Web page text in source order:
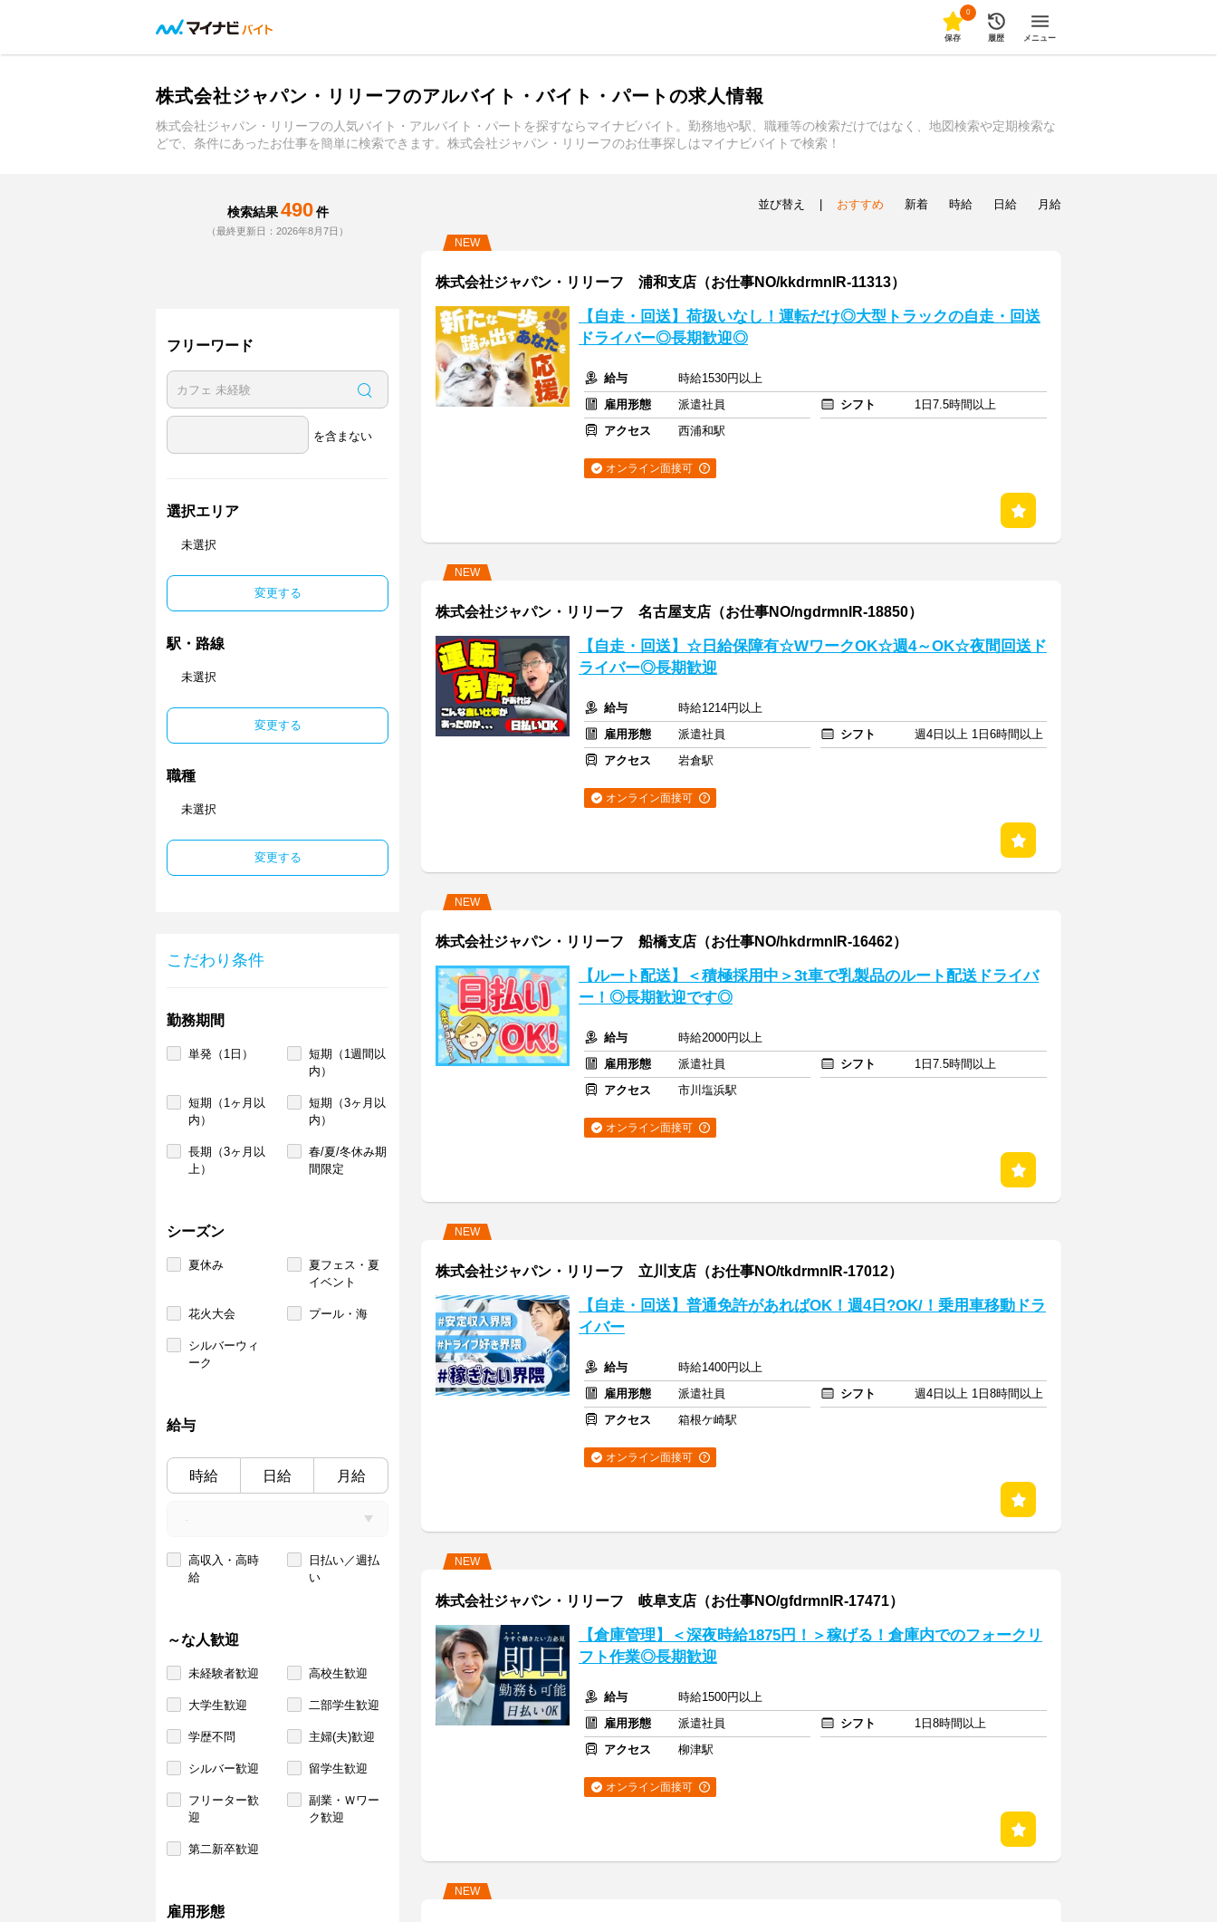
0
保存 履歴 メニュー
株式会社ジャパン・リリーフのアルバイト・バイト・パートの求人情報
株式会社ジャパン・リリーフの人気バイト・アルバイト・パートを探すならマイナビバイト。勤務地や駅、職種等の検索だけではなく、地図検索や定期検索な
どで、条件にあったお仕事を簡単に検索できます。株式会社ジャパン・リリーフのお仕事探しはマイナビバイトで検索！
検索結果 490 件
（最終更新日：2026年8月7日）
フリーワード
を含まない
選択エリア
未選択
変更する
駅・路線
未選択
変更する
職種
未選択
変更する
こだわり条件
勤務期間
単発（1日）
短期（1週間以
内）
短期（1ヶ月以
内）
短期（3ヶ月以
内）
長期（3ヶ月以
上）
春/夏/冬休み期
間限定
シーズン
夏休み
夏フェス・夏
イベント
花火大会 プール・海
シルバーウィ
ーク
給与
時給 日給 月給
高収入・高時
給
日払い／週払
い
～な人歓迎
未経験者歓迎 高校生歓迎
大学生歓迎 二部学生歓迎
学歴不問 主婦(夫)歓迎
シルバー歓迎 留学生歓迎
フリーター歓
迎
副業・Ｗワー
ク歓迎
第二新卒歓迎
雇用形態
並び替え おすすめ 新着 時給 日給 月給
NEW
株式会社ジャパン・リリーフ 浦和支店（お仕事NO/kkdrmnlR-11313）
【自走・回送】荷扱いなし！運転だけ◎大型トラックの自走・回送
ドライバー◎長期歓迎◎
給与
時給1530円以上
雇用形態
派遣社員 シフト
1日7.5時間以上
アクセス
西浦和駅
オンライン面接可
NEW
株式会社ジャパン・リリーフ 名古屋支店（お仕事NO/ngdrmnlR-18850）
【自走・回送】☆日給保障有☆WワークOK☆週4～OK☆夜間回送ド
ライバー◎長期歓迎
給与
時給1214円以上
雇用形態
派遣社員 シフト
週4日以上 1日6時間以上
アクセス
岩倉駅
オンライン面接可
NEW
株式会社ジャパン・リリーフ 船橋支店（お仕事NO/hkdrmnlR-16462）
【ルート配送】＜積極採用中＞3t車で乳製品のルート配送ドライバ
ー！◎長期歓迎です◎
給与
時給2000円以上
雇用形態
派遣社員 シフト
1日7.5時間以上
アクセス
市川塩浜駅
オンライン面接可
NEW
株式会社ジャパン・リリーフ 立川支店（お仕事NO/tkdrmnlR-17012）
【自走・回送】普通免許があればOK！週4日?OK/！乗用車移動ドラ
イバー
給与
時給1400円以上
雇用形態
派遣社員 シフト
週4日以上 1日8時間以上
アクセス
箱根ケ崎駅
オンライン面接可
NEW
株式会社ジャパン・リリーフ 岐阜支店（お仕事NO/gfdrmnlR-17471）
【倉庫管理】＜深夜時給1875円！＞稼げる！倉庫内でのフォークリ
フト作業◎長期歓迎
給与
時給1500円以上
雇用形態
派遣社員 シフト
1日8時間以上
アクセス
柳津駅
オンライン面接可
NEW